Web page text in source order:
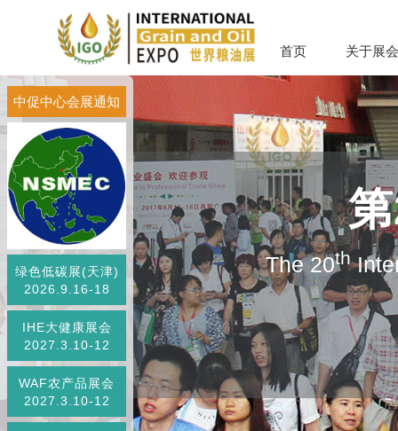
首页 关于展会
The 20th
中促中心会展通知
绿色低碳展(天津)
2026.9.16-18
IHE大健康展会
2027.3.10-12
WAF农产品展会
2027.3.10-12